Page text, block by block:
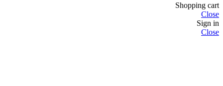
Shopping cart
Close
Sign in
Close